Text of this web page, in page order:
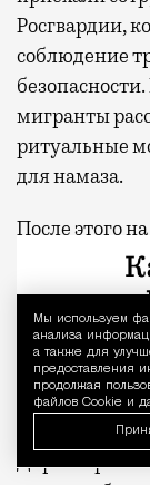
Мы используем
анализа
а также для
предоставления
продолжая
файлов Cookie и
Росгвардии,
соблюдение
мигранты
ритуальные
для намаза.
После этого
составили
версии
является
нарушает
Директор